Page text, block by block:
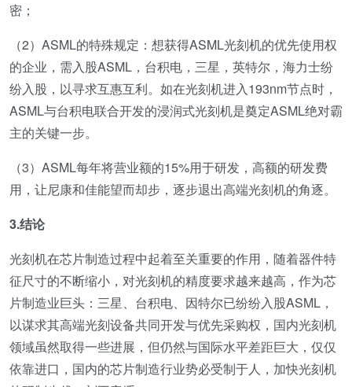
密；
（2）ASML的特殊规定：想获得ASML光刻机的优先使用权
的企业，需入股ASML，台积电，三星，英特尔，海力士纷
纷入股，以寻求互惠互利。如在光刻机进入193nm节点时，
ASML与台积电联合开发的浸润式光刻机是奠定ASML绝对霸
主的关键一步。
（3）ASML每年将营业额的15%用于研发，高额的研发费
用，让尼康和佳能望而却步，逐步退出高端光刻机的角逐。
3.结论
光刻机在芯片制造过程中起着至关重要的作用，随着器件特
征尺寸的不断缩小，对光刻机的精度要求越来越高，作为芯
片制造业巨头：三星、台积电、因特尔已纷纷入股ASML，
以谋求其高端光刻设备共同开发与优先采购权，国内光刻机
领域虽然取得一些进展，但仍然与国际水平差距巨大，仅仅
依靠进口，国内的芯片制造行业势必受制于人，加快光刻机